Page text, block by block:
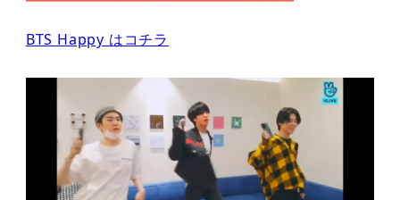
BTS Happy はコチラ